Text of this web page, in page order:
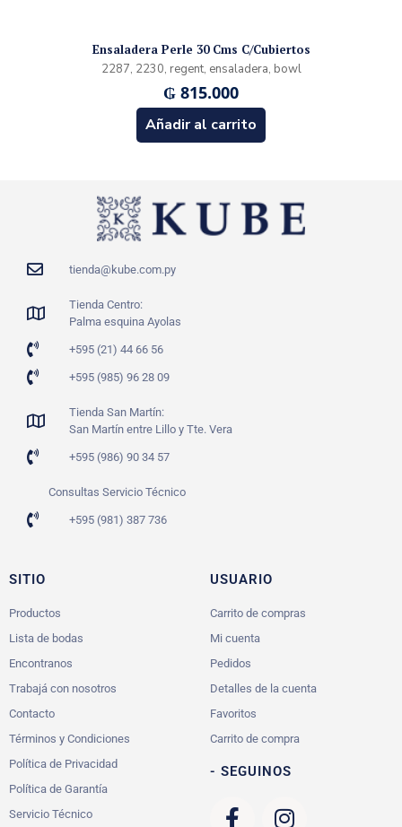
Ensaladera Perle 30 Cms C/Cubiertos
2287, 2230, regent, ensaladera, bowl
₲ 815.000
Añadir al carrito
tienda@kube.com.py
Tienda Centro:
Palma esquina Ayolas
+595 (21) 44 66 56
+595 (985) 96 28 09
Tienda San Martín:
San Martín entre Lillo y Tte. Vera
+595 (986) 90 34 57
Consultas Servicio Técnico
+595 (981) 387 736
SITIO
Productos
Lista de bodas
Encontranos
Trabajá con nosotros
Contacto
Términos y Condiciones
Política de Privacidad
Política de Garantía
Servicio Técnico
USUARIO
Carrito de compras
Mi cuenta
Pedidos
Detalles de la cuenta
Favoritos
Carrito de compra
- SEGUINOS